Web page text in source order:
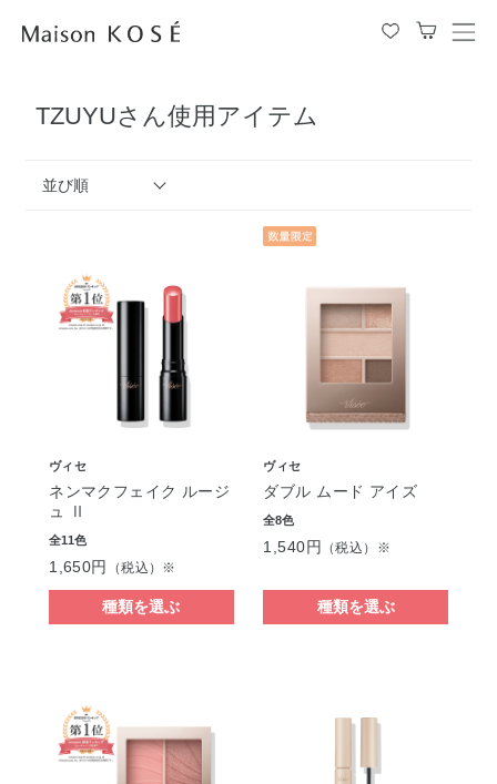
メ
TZUYUさん使用アイテム
並び順
ヴィセ
ネンマクフェイク ルージ
ュ Ⅱ
全11色
1,650円 （税込）※
種類を選ぶ
ヴィセ
ダブル ムード アイズ
全8色
1,540円 （税込）※
種類を選ぶ